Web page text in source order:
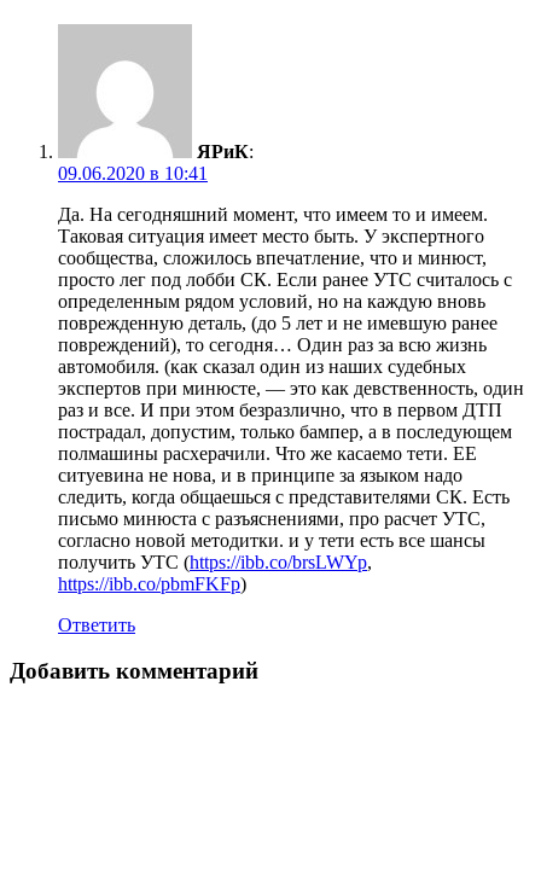
ЯРиК:
09.06.2020 в 10:41
Да. На сегодняшний момент, что имеем то и имеем.
Таковая ситуация имеет место быть. У экспертного
сообщества, сложилось впечатление, что и минюст,
просто лег под лобби СК. Если ранее УТС считалось с
определенным рядом условий, но на каждую вновь
поврежденную деталь, (до 5 лет и не имевшую ранее
повреждений), то сегодня… Один раз за всю жизнь
автомобиля. (как сказал один из наших судебных
экспертов при минюсте, — это как девственность, один
раз и все. И при этом безразлично, что в первом ДТП
пострадал, допустим, только бампер, а в последующем
полмашины расхерачили. Что же касаемо тети. ЕЕ
ситуевина не нова, и в принципе за языком надо
следить, когда общаешься с представителями СК. Есть
письмо минюста с разъяснениями, про расчет УТС,
согласно новой методитки. и у тети есть все шансы
получить УТС (https://ibb.co/brsLWYp,
https://ibb.co/pbmFKFp)
Ответить
Добавить комментарий